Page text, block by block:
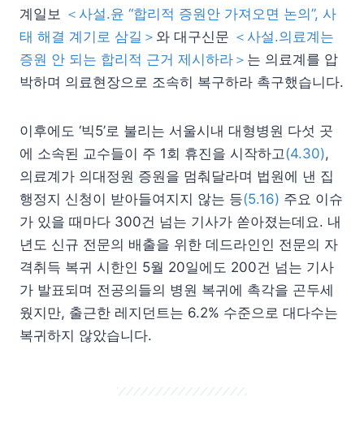
계일보 ＜사설.윤 “합리적 증원안 가져오면 논의”, 사
태 해결 계기로 삼길＞ 와 대구신문 ＜사설.의료계는
증원 안 되는 합리적 근거 제시하라＞ 는 의료계를 압
박하며 의료현장으로 조속히 복구하라 촉구했습니다.
이후에도 ‘빅5’로 불리는 서울시내 대형병원 다섯 곳
에 소속된 교수들이 주 1회 휴진을 시작하고(4.30),
의료계가 의대정원 증원을 멈춰달라며 법원에 낸 집
행정지 신청이 받아들여지지 않는 등(5.16) 주요 이슈
가 있을 때마다 300건 넘는 기사가 쏟아졌는데요. 내
년도 신규 전문의 배출을 위한 데드라인인 전문의 자
격취득 복귀 시한인 5월 20일에도 200건 넘는 기사
가 발표되며 전공의들의 병원 복귀에 촉각을 곤두세
웠지만, 출근한 레지던트는 6.2% 수준으로 대다수는
복귀하지 않았습니다.